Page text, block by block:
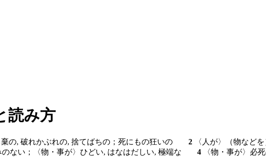
読み方
棄の, 破れかぶれの, 捨てばちの；死にもの狂いの 2 〈人が〉（物など
のない；〈物・事が〉ひどい, はなはだしい, 極端な 4 〈物・事が〉